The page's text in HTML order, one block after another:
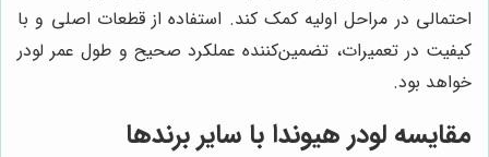
احتمالی در مراحل اولیه کمک کند. استفاده از قطعات اصلی و با
کیفیت در تعمیرات، تضمین‌کننده عملکرد صحیح و طول عمر لودر
خواهد بود.
مقایسه لودر هیوندا با سایر برندها